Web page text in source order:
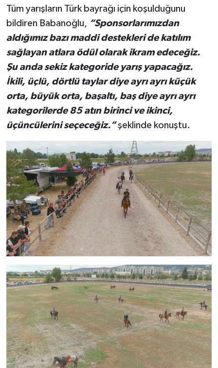
Tüm yarışların Türk bayrağı için koşulduğunu
bildiren Babanoğlu, “Sponsorlarımızdan
aldığımız bazı maddi destekleri de katılım
sağlayan atlara ödül olarak ikram edeceğiz.
Şu anda sekiz kategoride yarış yapacağız.
İkili, üçlü, dörtlü taylar diye ayrı ayrı küçük
orta, büyük orta, başaltı, baş diye ayrı ayrı
kategorilerde 85 atın birinci ve ikinci,
üçüncülerini seçeceğiz.”şeklinde konuştu.